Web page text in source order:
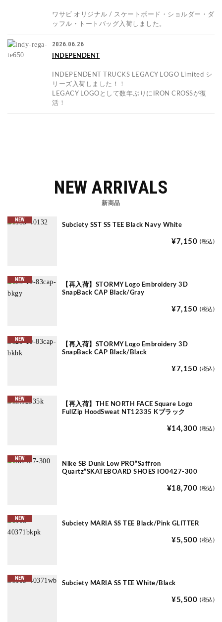
ワサビ オリジナル / スケートボード・ショルダー・ダ
ッフル・トートバッグ入荷しました。
2026.06.26
INDEPENDENT
INDEPENDENT TRUCKS LEGACY LOGO Limited シ
リーズ入荷しました！！
LEGACY LOGOとして数年ぶりにIRON CROSSが復
活！
NEW ARRIVALS
新商品
NEW
Subciety SST SS TEE Black Navy White
¥7,150 (税込)
NEW
【再入荷】STORMY Logo Embroidery 3D
SnapBack CAP Black/Gray
¥7,150 (税込)
NEW
【再入荷】STORMY Logo Embroidery 3D
SnapBack CAP Black/Black
¥7,150 (税込)
NEW
【再入荷】THE NORTH FACE Square Logo
FullZip HoodSweat NT12335 Kブラック
¥14,300 (税込)
NEW
Nike SB Dunk Low PRO“Saffron
Quartz”SKATEBOARD SHOES IO0427-300
¥18,700 (税込)
NEW
Subciety MARIA SS TEE Black/Pink GLITTER
¥5,500 (税込)
NEW
Subciety MARIA SS TEE White/Black
¥5,500 (税込)